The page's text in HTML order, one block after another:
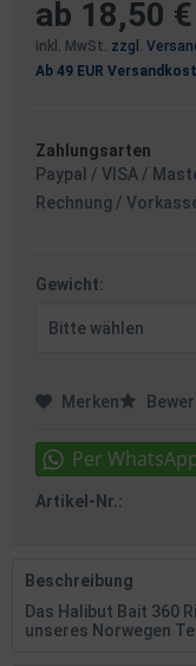
ab 18,50
inkl. MwSt. zzgl.
Ab 49 EUR
Zahlungsarten
Paypal / VISA /
Rechnung /
Gewicht:
Merken
Artikel-Nr.:
Beschreibung
Das Halibut Bait 360
unseres Norwegen